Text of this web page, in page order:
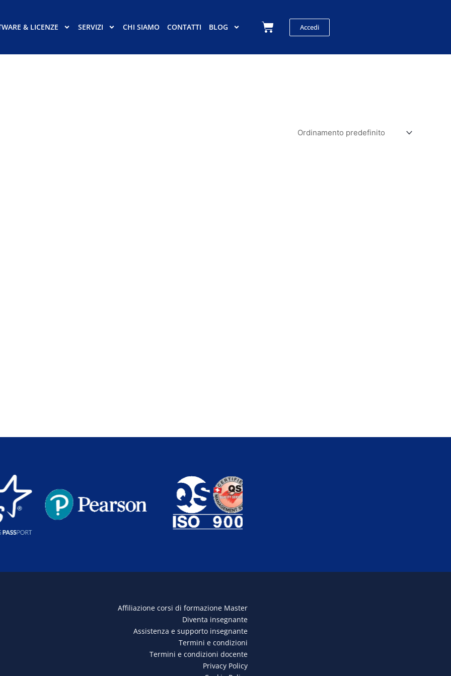
& LICENZE SERVIZI CHI SIAMO CONTATTI BLOG CarrelloAccedi
Affiliazione corsi di formazione Master
Diventa insegnante
Assistenza e supporto insegnante
Termini e condizioni
Termini e condizioni docente
Privacy Policy